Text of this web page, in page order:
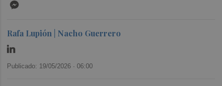
Rafa Lupión | Nacho Guerrero
Publicado: 19/05/2026 ·06:00